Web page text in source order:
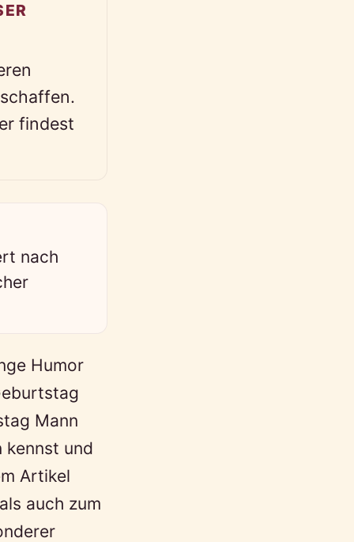
findest
nach
Humor
Mann
kennst und
Artikel
auch zum